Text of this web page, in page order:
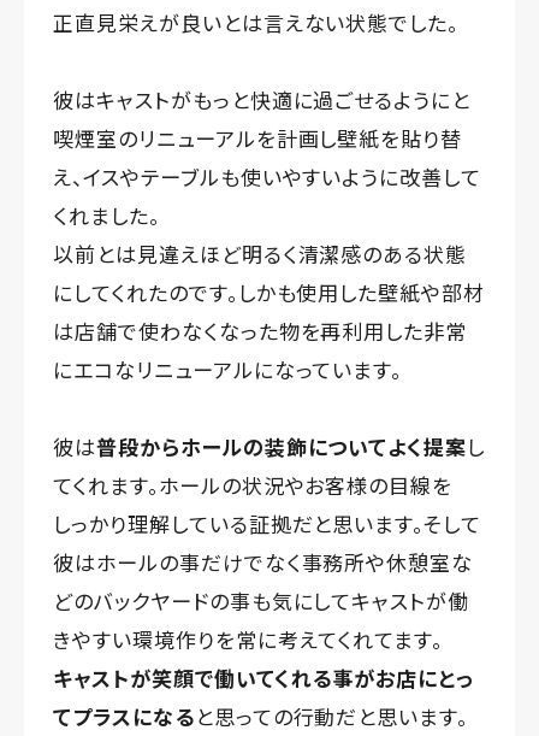
正直見栄えが良いとは言えない状態でした。
彼はキャストがもっと快適に過ごせるようにと
喫煙室のリニューアルを計画し壁紙を貼り替
え、イスやテーブルも使いやすいように改善して
くれました。
以前とは見違えほど明るく清潔感のある状態
にしてくれたのです。しかも使用した壁紙や部材
は店舗で使わなくなった物を再利用した非常
にエコなリニューアルになっています。
彼は普段からホールの装飾についてよく提案し
てくれます。ホールの状況やお客様の目線を
しっかり理解している証拠だと思います。そして
彼はホールの事だけでなく事務所や休憩室な
どのバックヤードの事も気にしてキャストが働
きやすい環境作りを常に考えてくれてます。
キャストが笑顔で働いてくれる事がお店にとっ
てプラスになると思っての行動だと思います。